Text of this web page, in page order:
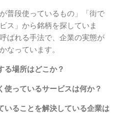
普段使っているもの」「街で
ス」から銘柄を探していま
ばれる手法で、企業の実態が
なっています。
る場所はどこか？
使っているサービスは何か？
いることを解決している企業は